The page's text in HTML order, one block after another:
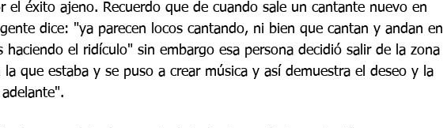
el éxito ajeno. Recuerdo que de cuando sale un cantante nuevo en
dice: "ya parecen locos cantando, ni bien que cantan y andan en
haciendo el ridículo" sin embargo esa persona decidió salir de la zona
que estaba y se puso a crear música y así demuestra el deseo y la